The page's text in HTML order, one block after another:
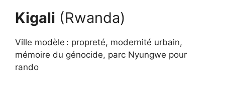
Kigali (Rwanda)
Ville modèle : propreté, modernité urbain,
mémoire du génocide, parc Nyungwe pour
rando